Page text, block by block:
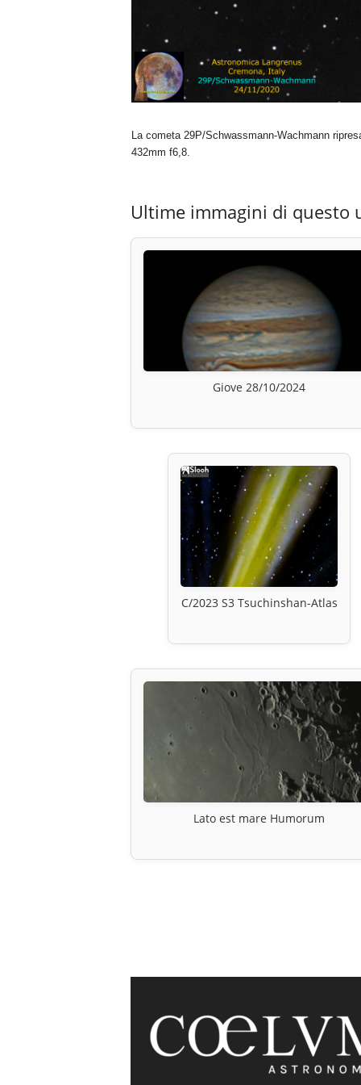
La cometa 29P/Schwassmann-Wachmann
432mm f6,8.
Ultime immagini di questo
Giove 28/10/2024
C/2023 S3 Tsuchinshan-Atlas
Lato est mare Humorum